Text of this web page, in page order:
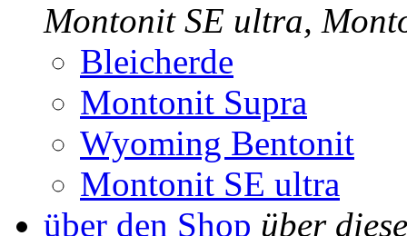
Montonit SE ultra,
Bleicherde
Montonit Supra
Wyoming Bentonit
Montonit SE ultra
über den Shop über